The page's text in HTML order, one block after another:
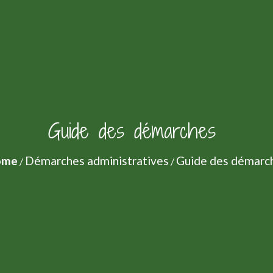
Guide des démarches
/ Démarches administratives / Guide des